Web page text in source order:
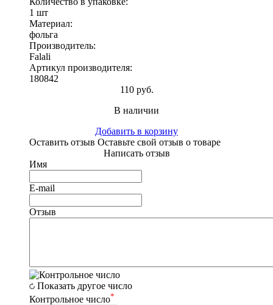
1 шт
Материал:
фольга
Производитель:
Falali
Артикул производителя:
180842
110 руб.
В наличии
Добавить в корзину
Оставить отзыв Оставьте свой отзыв о товаре
Написать отзыв
Имя
E-mail
Отзыв
Показать другое число
Контрольное число*